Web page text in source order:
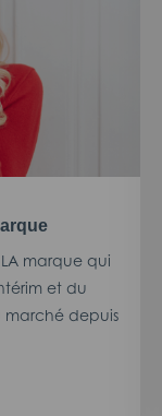
marque qui
et du
marché depuis